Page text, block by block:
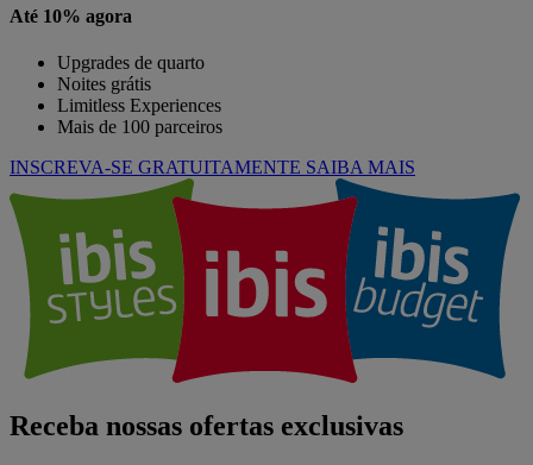
Até 10% agora
Upgrades de quarto
Noites grátis
Limitless Experiences
Mais de 100 parceiros
INSCREVA-SE GRATUITAMENTE SAIBA MAIS
Receba nossas ofertas exclusivas